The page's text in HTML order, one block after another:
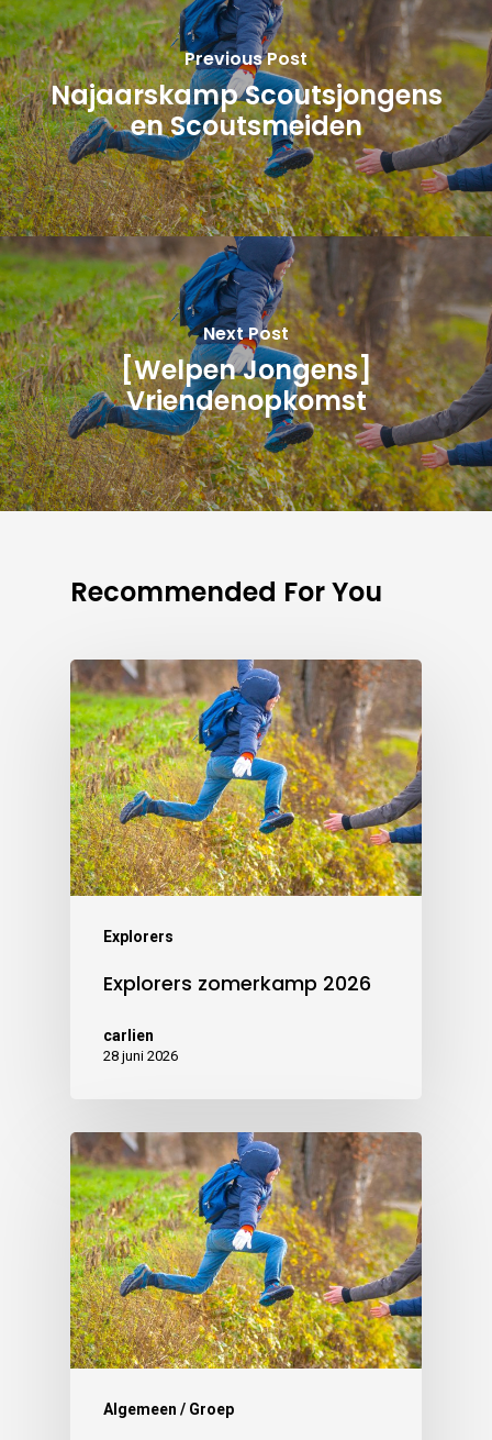
Previous Post
Najaarskamp Scoutsjongens
en Scoutsmeiden
Next Post
[Welpen Jongens]
Vriendenopkomst
Recommended For You
Explorers
Explorers zomerkamp 2026
carlien
28 juni 2026
Algemeen / Groep